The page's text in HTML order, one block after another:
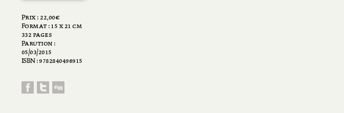
Prix :22,00€
Format : 15 x 21 cm
332 pages
Parution :
05/03/2015
ISBN : 9782840496915